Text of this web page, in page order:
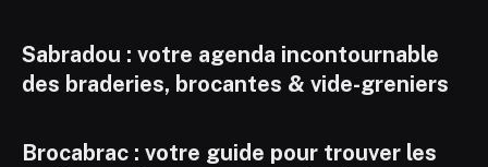
Sabradou : votre agenda incontournable
des braderies, brocantes & vide-greniers
Brocabrac : votre guide pour trouver les